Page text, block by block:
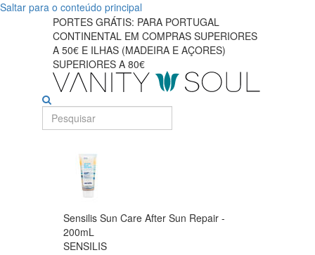
Saltar para o conteúdo principal
PORTES GRÁTIS: PARA PORTUGAL
CONTINENTAL EM COMPRAS SUPERIORES
A 50€ E ILHAS (MADEIRA E AÇORES)
SUPERIORES A 80€
Sensilis Sun Care After Sun Repair -
200mL
SENSILIS